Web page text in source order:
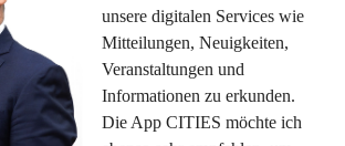
unsere digitalen Services wie
Mitteilungen, Neuigkeiten,
Veranstaltungen und
Informationen zu erkunden.
Die App CITIES möchte ich